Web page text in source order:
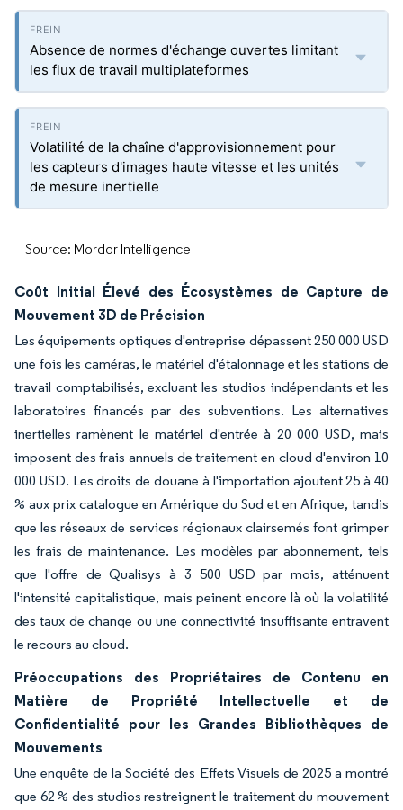
Absence de normes d'échange ouvertes limitant
les flux de travail multiplateformes
Volatilité de la chaîne d'approvisionnement pour
les capteurs d'images haute vitesse et les unités
de mesure inertielle
Source: Mordor Intelligence
Coût Initial Élevé des Écosystèmes de Capture de
Mouvement 3D de Précision
Les équipements optiques d'entreprise dépassent 250 000 USD
une fois les caméras, le matériel d'étalonnage et les stations de
travail comptabilisés, excluant les studios indépendants et les
laboratoires financés par des subventions. Les alternatives
inertielles ramènent le matériel d'entrée à 20 000 USD, mais
imposent des frais annuels de traitement en cloud d'environ 10
000 USD. Les droits de douane à l'importation ajoutent 25 à 40
% aux prix catalogue en Amérique du Sud et en Afrique, tandis
que les réseaux de services régionaux clairsemés font grimper
les frais de maintenance. Les modèles par abonnement, tels
que l'offre de Qualisys à 3 500 USD par mois, atténuent
l'intensité capitalistique, mais peinent encore là où la volatilité
des taux de change ou une connectivité insuffisante entravent
le recours au cloud.
Préoccupations des Propriétaires de Contenu en
Matière de Propriété Intellectuelle et de
Confidentialité pour les Grandes Bibliothèques de
Mouvements
Une enquête de la Société des Effets Visuels de 2025 a montré
que 62 % des studios restreignent le traitement du mouvement